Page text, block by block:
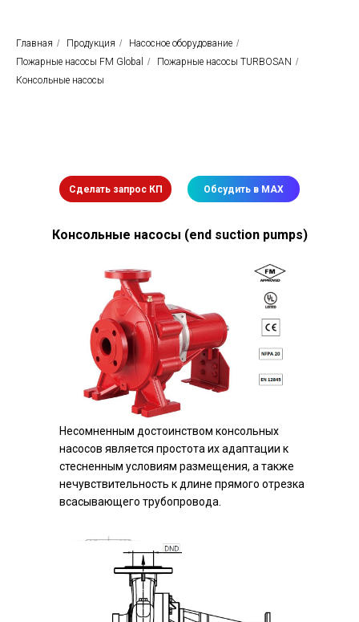
Главная / Продукция / Насосное оборудование /
Пожарные насосы FM Global
/ Пожарные насосы TURBOSAN /
Консольные насосы
Консольные насосы (end suction pumps)
Несомненным достоинством консольных
насосов является простота их адаптации к
стесненным условиям размещения, а также
нечувствительность к длине прямого отрезка
всасывающего трубопровода.
Сделать запрос КП Обсудить в MAX